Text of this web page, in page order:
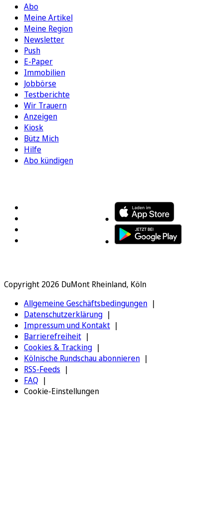
Abo
Meine Artikel
Meine Region
Newsletter
Push
E-Paper
Immobilien
Jobbörse
Testberichte
Wir Trauern
Anzeigen
Kiosk
Bütz Mich
Hilfe
Abo kündigen
Copyright 2026 DuMont Rheinland, Köln
Allgemeine Geschäftsbedingungen
Datenschutzerklärung
Impressum und Kontakt
Barrierefreiheit
Cookies & Tracking
Kölnische Rundschau abonnieren
RSS-Feeds
FAQ
Cookie-Einstellungen